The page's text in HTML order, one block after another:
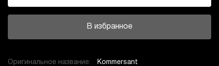
В избранное
Оригинальное название: Kommersant